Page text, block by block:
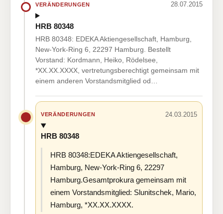
VERÄNDERUNGEN 28.07.2015
HRB 80348
HRB 80348: EDEKA Aktiengesellschaft, Hamburg,
New-York-Ring 6, 22297 Hamburg. Bestellt
Vorstand: Kordmann, Heiko, Rödelsee,
*XX.XX.XXXX, vertretungsberechtigt gemeinsam mit
einem anderen Vorstandsmitglied od…
VERÄNDERUNGEN 24.03.2015
HRB 80348
HRB 80348:EDEKA Aktiengesellschaft,
Hamburg, New-York-Ring 6, 22297
Hamburg.Gesamtprokura gemeinsam mit
einem Vorstandsmitglied: Slunitschek, Mario,
Hamburg, *XX.XX.XXXX.